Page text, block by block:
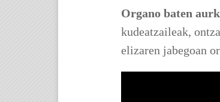
Organo baten
kudeatzaileak,
elizaren jabegoan